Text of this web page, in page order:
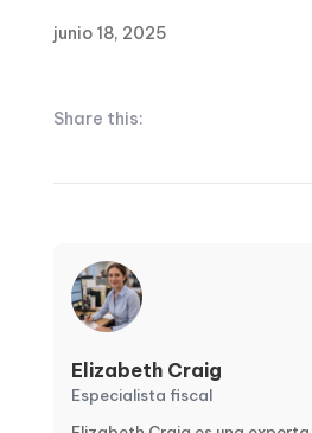
junio 18, 2025
Share this:
Elizabeth Craig
Especialista fiscal